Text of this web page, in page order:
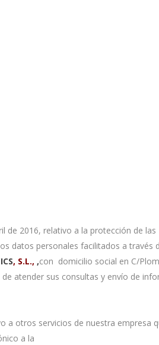
de 2016, relativo a la protección de las
datos personales facilitados a través
, S.L., ,con domicilio social en C/
de atender sus consultas y envío de
a otros servicios de nuestra empresa
a la